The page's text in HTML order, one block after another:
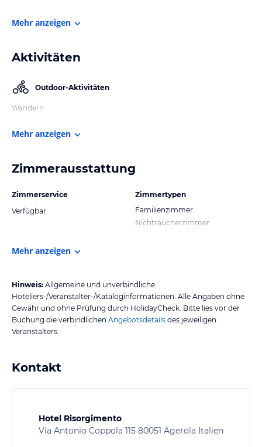
Mehr anzeigen
Aktivitäten
Outdoor-Aktivitäten
Wandern
Mehr anzeigen
Zimmerausstattung
Zimmerservice
Verfügbar
Zimmertypen
Familienzimmer
Nichtraucherzimmer
Mehr anzeigen
Hinweis: Allgemeine und unverbindliche
Hoteliers-/Veranstalter-/Kataloginformationen. Alle Angaben ohne
Gewähr und ohne Prüfung durch HolidayCheck. Bitte lies vor der
Buchung die verbindlichen Angebotsdetails des jeweiligen
Veranstalters.
Kontakt
Hotel Risorgimento
Via Antonio Coppola 115 80051 Agerola Italien